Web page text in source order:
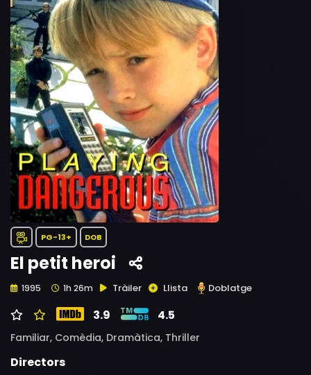
PG-13+ DOB
El petit heroi
1995 1h 26m Tràiler Llista Doblatge
3.9 4.5
Familiar, Comèdia, Dramàtica, Thriller
Directors